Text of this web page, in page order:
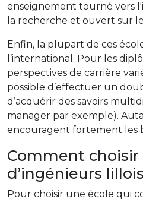
enseignement tourné vers
la recherche et ouvert sur
Enfin, la plupart de ces
l’international. Pour les
perspectives de carrière
possible d’effectuer un
d’acquérir des savoirs
manager par exemple).
encouragent fortement les
Comment choisir
d’ingénieurs
Pour choisir une école qui